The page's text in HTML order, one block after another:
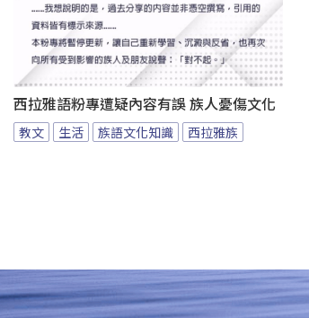
西拉雅語粉專遭疑內容有誤 族人憂傷文化
教文 生活 族語文化知識 西拉雅族